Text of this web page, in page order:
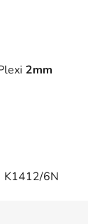
2mm
K1412/6N